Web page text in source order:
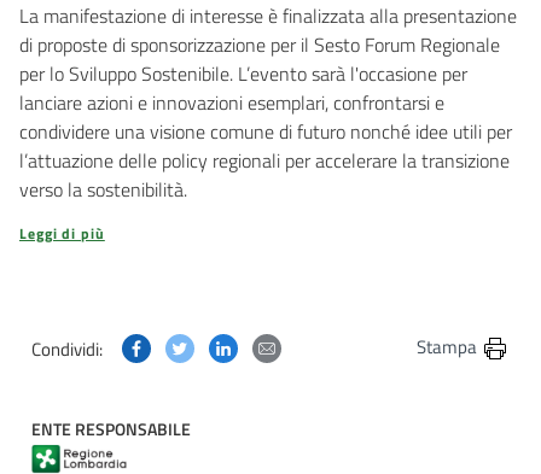
La manifestazione di interesse è finalizzata alla presentazione
di proposte di sponsorizzazione per il Sesto Forum Regionale
per lo Sviluppo Sostenibile. L’evento sarà l'occasione per
lanciare azioni e innovazioni esemplari, confrontarsi e
condividere una visione comune di futuro nonché idee utili per
l’attuazione delle policy regionali per accelerare la transizione
verso la sostenibilità.
Leggi di più
Condividi: Condividi questa pagina su Facebook
Condividi questa pagina su Twitter
Condividi questa pagina su Linkedin
Condividi questa pagina via
Stampa
ENTE RESPONSABILE